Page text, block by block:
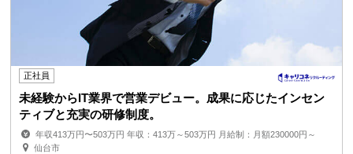
正社員
未経験からIT業界で営業デビュー。成果に応じたインセン
ティブと充実の研修制度。
年収413万円〜503万円 年収：413万～503万円 月給制：月額230000円～
賞与：年2回 昇給：年1回（4月） ■経験、スキル、年齢を...
仙台市